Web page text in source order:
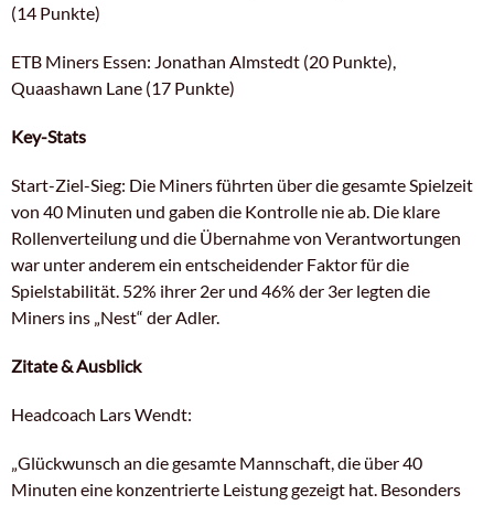
(14 Punkte)
ETB Miners Essen: Jonathan Almstedt (20 Punkte),
Quaashawn Lane (17 Punkte)
Key-Stats
Start-Ziel-Sieg: Die Miners führten über die gesamte Spielzeit
von 40 Minuten und gaben die Kontrolle nie ab. Die klare
Rollenverteilung und die Übernahme von Verantwortungen
war unter anderem ein entscheidender Faktor für die
Spielstabilität. 52% ihrer 2er und 46% der 3er legten die
Miners ins „Nest“ der Adler.
Zitate & Ausblick
Headcoach Lars Wendt:
„Glückwunsch an die gesamte Mannschaft, die über 40
Minuten eine konzentrierte Leistung gezeigt hat. Besonders